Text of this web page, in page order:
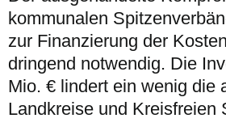
kommunalen
zur Finanzierung der
dringend notwendig. Die
Mio. € lindert ein wenig die
Landkreise und Kreisfreien